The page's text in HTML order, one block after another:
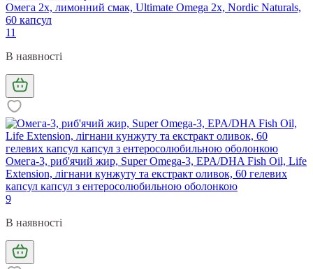
Омега 2х, лимонний смак, Ultimate Omega 2x, Nordic Naturals,
60 капсул
11
В наявності
Омега-3, риб'ячий жир, Super Omega-3, EPA/DHA Fish Oil, Life
Extension, лігнани кунжуту та екстракт оливок, 60 гелевих
капсул капсул з ентеросолюбильною оболонкою
9
В наявності